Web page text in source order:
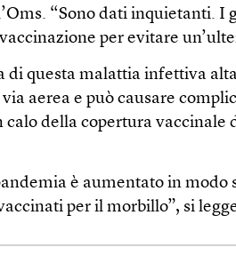
“Sono dati inquietanti. I
per evitare
di questa malattia infettiva
aerea e può causare
calo della copertura vaccinale
è aumentato in
per il morbillo”, si